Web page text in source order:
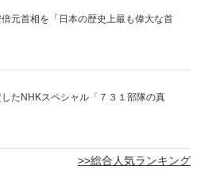
元首相を「日本の歴史上最も偉大な首
たNHKスペシャル「７３１部隊の真
>>総合人気ランキング